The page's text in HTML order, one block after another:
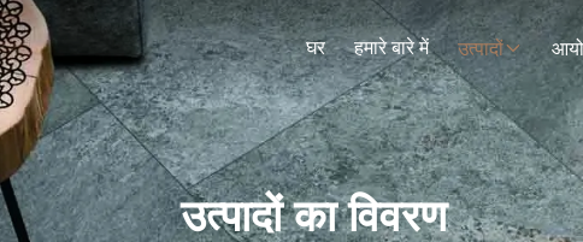
घर हमारे बारे में उत्पादों
उत्पादों का विवरण